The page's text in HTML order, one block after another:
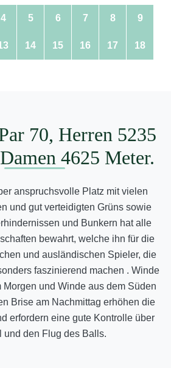
4 5 6 7 8 9
14 15 16 17 18
70, Herren 5235
4625 Meter.
anspruchsvolle Platz mit vielen
und gut verteidigten Grüns sowie
und Bunkern hat alle
bewahrt, welche ihn für die
und ausländischen Spieler, die
faszinierend machen . Winde
Morgen und Winde aus dem Süden
Brise am Nachmittag erhöhen die
erfordern eine gute Kontrolle über
und den Flug des Balls.